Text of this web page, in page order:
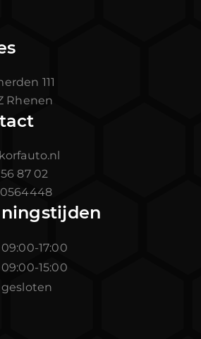
111
Rhenen
87 02
09:00-17:00
09:00-15:00
gesloten